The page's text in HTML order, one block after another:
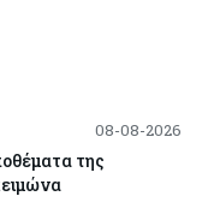
08-08-2026
της